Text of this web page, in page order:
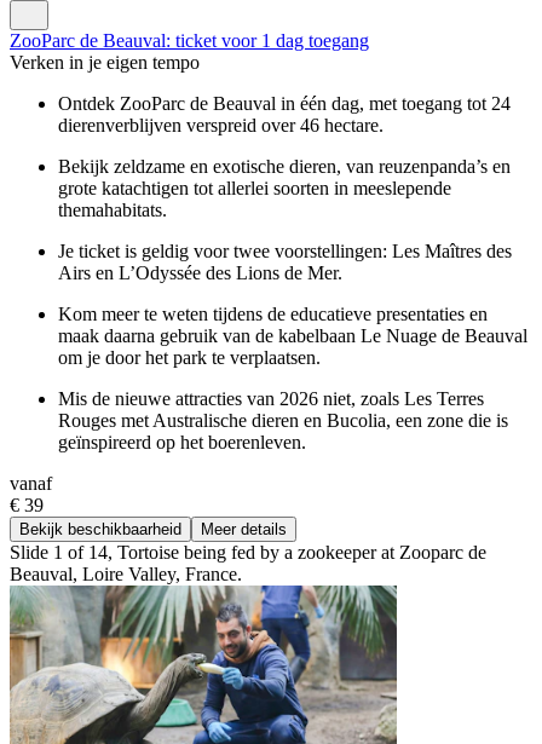
ZooParc de Beauval: ticket voor 1 dag toegang
Verken in je eigen tempo
Ontdek ZooParc de Beauval in één dag, met toegang tot 24
dierenverblijven verspreid over 46 hectare.
Bekijk zeldzame en exotische dieren, van reuzenpanda’s en
grote katachtigen tot allerlei soorten in meeslepende
themahabitats.
Je ticket is geldig voor twee voorstellingen: Les Maîtres des
Airs en L’Odyssée des Lions de Mer.
Kom meer te weten tijdens de educatieve presentaties en
maak daarna gebruik van de kabelbaan Le Nuage de Beauval
om je door het park te verplaatsen.
Mis de nieuwe attracties van 2026 niet, zoals Les Terres
Rouges met Australische dieren en Bucolia, een zone die is
geïnspireerd op het boerenleven.
vanaf
€ 39
Bekijk beschikbaarheid Meer details
Slide 1 of 14, Tortoise being fed by a zookeeper at Zooparc de
Beauval, Loire Valley, France.